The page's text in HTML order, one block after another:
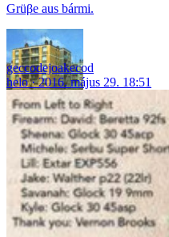
Grüβe aus bármi.
geccodejoakecod
helo
2016. május 29. 18:51